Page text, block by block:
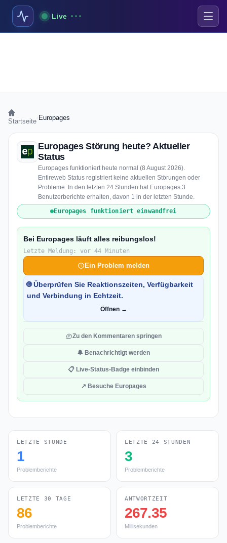
Live
Startseite Europages
Europages Störung heute? Aktueller
Status
Europages funktioniert heute normal (8 August 2026).
Entireweb Status registriert keine aktuellen Störungen oder
Probleme. In den letzten 24 Stunden hat Europages 3
Benutzerberichte erhalten, davon 1 in der letzten Stunde.
Europages funktioniert einwandfrei
Bei Europages läuft alles reibungslos!
Letzte Meldung: vor 44 Minuten
Ein Problem melden
🌐 Überprüfen Sie Reaktionszeiten, Verfügbarkeit
und Verbindung in Echtzeit.
Öffnen →
Zu den Kommentaren springen
🔔 Benachrichtigt werden
📋 Live-Status-Badge einbinden
↗ Besuche Europages
LETZTE STUNDE
1
Problemberichte
LETZTE 24 STUNDEN
3
Problemberichte
LETZTE 30 TAGE
86
Problemberichte
ANTWORTZEIT
267.35
Millisekunden